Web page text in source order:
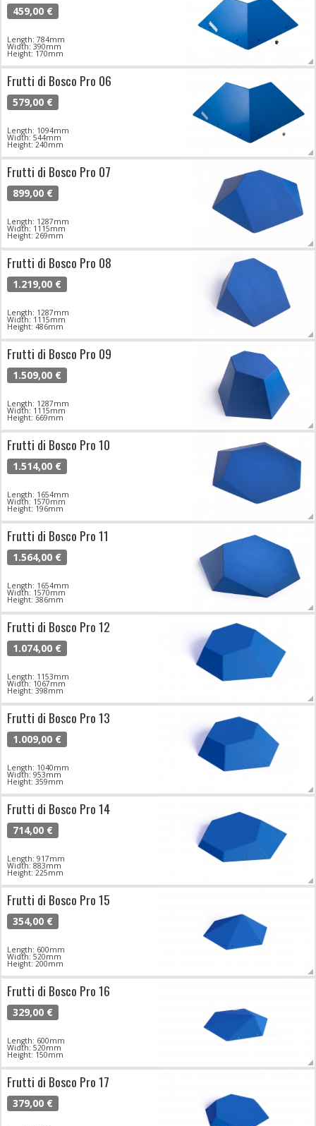
459,00 €
Length: 784mm
Width: 390mm
Height: 170mm
Frutti di Bosco Pro 06
579,00 €
Length: 1094mm
Width: 544mm
Height: 240mm
Frutti di Bosco Pro 07
899,00 €
Length: 1287mm
Width: 1115mm
Height: 269mm
Frutti di Bosco Pro 08
1.219,00 €
Length: 1287mm
Width: 1115mm
Height: 486mm
Frutti di Bosco Pro 09
1.509,00 €
Length: 1287mm
Width: 1115mm
Height: 669mm
Frutti di Bosco Pro 10
1.514,00 €
Length: 1654mm
Width: 1570mm
Height: 196mm
Frutti di Bosco Pro 11
1.564,00 €
Length: 1654mm
Width: 1570mm
Height: 386mm
Frutti di Bosco Pro 12
1.074,00 €
Length: 1153mm
Width: 1067mm
Height: 398mm
Frutti di Bosco Pro 13
1.009,00 €
Length: 1040mm
Width: 953mm
Height: 359mm
Frutti di Bosco Pro 14
714,00 €
Length: 917mm
Width: 883mm
Height: 225mm
Frutti di Bosco Pro 15
354,00 €
Length: 600mm
Width: 520mm
Height: 200mm
Frutti di Bosco Pro 16
329,00 €
Length: 600mm
Width: 520mm
Height: 150mm
Frutti di Bosco Pro 17
379,00 €